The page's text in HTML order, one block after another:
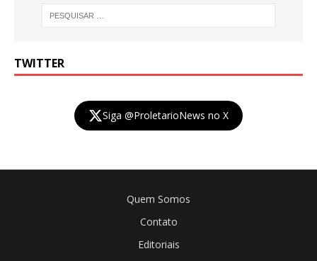
TWITTER
Siga @ProletarioNews no X
Quem Somos
Contato
Editoriais